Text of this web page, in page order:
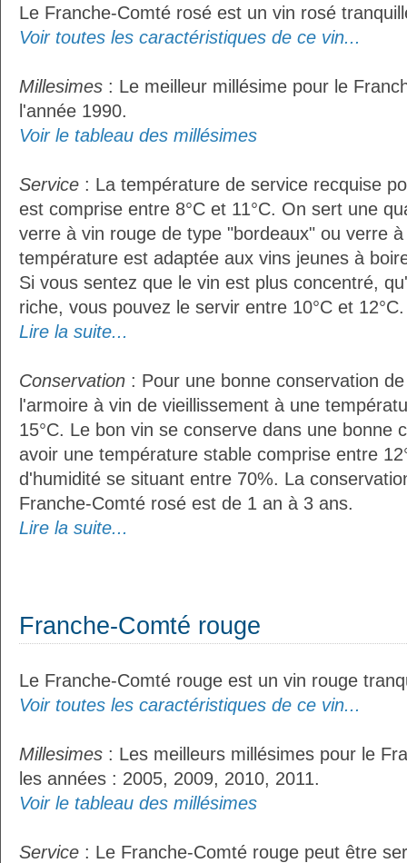
Le Franche-Comté rosé est un vin rosé
Voir toutes les caractéristiques de ce vin...
Millesimes : Le meilleur millésime pour le
l'année 1990.
Voir le tableau des millésimes
Service : La température de service recquise
est comprise entre 8°C et 11°C. On sert une
verre à vin rouge de type "bordeaux" ou verre
température est adaptée aux vins jeunes à
Si vous sentez que le vin est plus concentré,
riche, vous pouvez le servir entre 10°C et
Lire la suite...
Conservation : Pour une bonne conservation
l'armoire à vin de vieillissement à une
15°C. Le bon vin se conserve dans une bonne
avoir une température stable comprise entre
d'humidité se situant entre 70%. La
Franche-Comté rosé est de 1 an à 3 ans.
Lire la suite...
Franche-Comté rouge
Le Franche-Comté rouge est un vin rouge
Voir toutes les caractéristiques de ce vin...
Millesimes : Les meilleurs millésimes pour le
les années : 2005, 2009, 2010, 2011.
Voir le tableau des millésimes
Service : Le Franche-Comté rouge peut être